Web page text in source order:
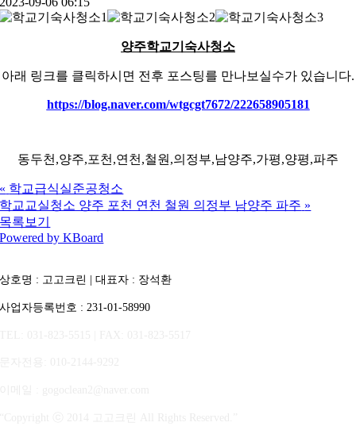
양주학교기숙사청소
아래 링크를 클릭하시면 전후 포스팅를 만나보실수가 있습니다.
https://blog.naver.com/wtgcgt7672/222658905181
동두천,양주,포천,연천,철원,의정부,남양주,가평,양평,파주
« 학교급식실준공청소
학교교실청소 양주 포천 연천 철원 의정부 남양주 파주 »
목록보기
Powered by KBoard
상호명 : 고고크린 | 대표자 : 장석환
사업자등록번호 : 231-01-58990